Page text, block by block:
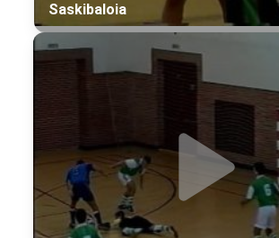
Saskibaloia